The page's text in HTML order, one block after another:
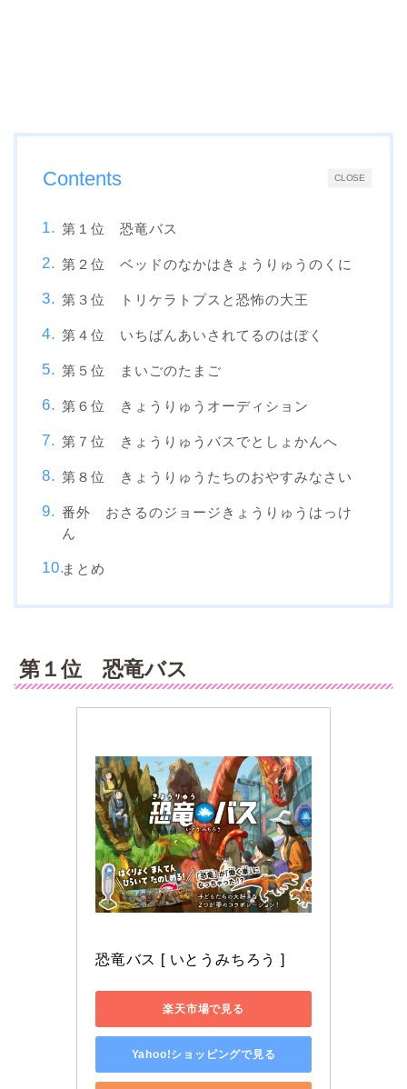
CLOSE
Contents
第１位 恐竜バス
第２位 ベッドのなかはきょうりゅうのくに
第３位 トリケラトプスと恐怖の大王
第４位 いちばんあいされてるのはぼく
第５位 まいごのたまご
第６位 きょうりゅうオーディション
第７位 きょうりゅうバスでとしょかんへ
第８位 きょうりゅうたちのおやすみなさい
番外 おさるのジョージきょうりゅうはっけ
ん
まとめ
第１位 恐竜バス
恐竜バス [ いとうみちろう ]
楽天市場で見る
Yahoo!ショッピングで見る